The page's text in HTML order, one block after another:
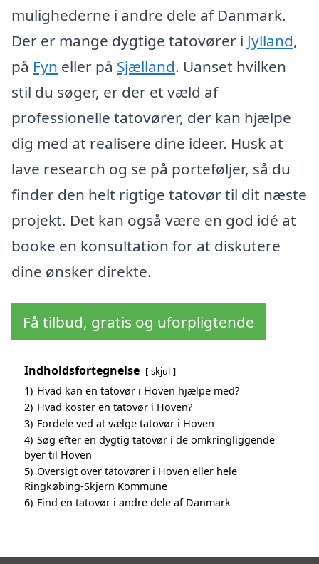
mulighederne i andre dele af Danmark.
Der er mange dygtige tatovører i Jylland,
på Fyn eller på Sjælland. Uanset hvilken
stil du søger, er der et væld af
professionelle tatovører, der kan hjælpe
dig med at realisere dine ideer. Husk at
lave research og se på porteføljer, så du
finder den helt rigtige tatovør til dit næste
projekt. Det kan også være en god idé at
booke en konsultation for at diskutere
dine ønsker direkte.
Få tilbud, gratis og uforpligtende
Indholdsfortegnelse skjul
1) Hvad kan en tatovør i Hoven hjælpe med?
2) Hvad koster en tatovør i Hoven?
3) Fordele ved at vælge tatovør i Hoven
4) Søg efter en dygtig tatovør i de omkringliggende
byer til Hoven
5) Oversigt over tatovører i Hoven eller hele
Ringkøbing-Skjern Kommune
6) Find en tatovør i andre dele af Danmark